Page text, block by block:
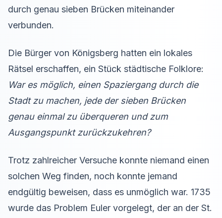
durch genau sieben Brücken miteinander
verbunden.
Die Bürger von Königsberg hatten ein lokales
Rätsel erschaffen, ein Stück städtische Folklore:
War es möglich, einen Spaziergang durch die
Stadt zu machen, jede der sieben Brücken
genau einmal zu überqueren und zum
Ausgangspunkt zurückzukehren?
Trotz zahlreicher Versuche konnte niemand einen
solchen Weg finden, noch konnte jemand
endgültig beweisen, dass es unmöglich war. 1735
wurde das Problem Euler vorgelegt, der an der St.